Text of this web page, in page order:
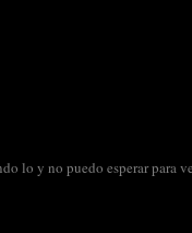
lo y no puedo esperar para